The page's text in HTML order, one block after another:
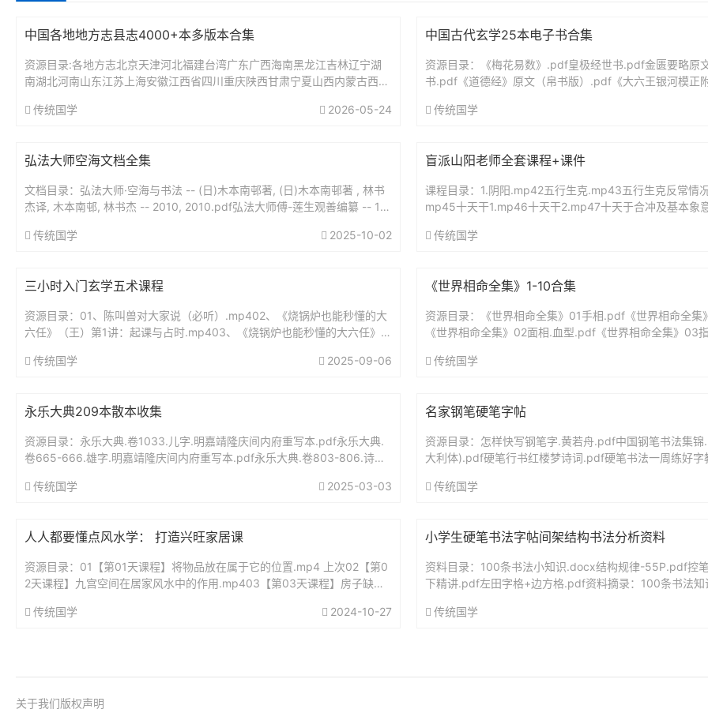
中国各地地方志县志4000+本多版本合集
资源目录:各地方志北京天津河北福建台湾广东广西海南黑龙江吉林辽宁湖
南湖北河南山东江苏上海安徽江西省四川重庆陕西甘肃宁夏山西内蒙古西藏
年...
传统国学 2026-05-24
中国古代玄学25本电子书合集
资源目录：《梅花易数》.pdf皇极经世书.pdf金匮要略原
书.pdf《道德经》原文（帛书版）.pdf《大六王银河模正
传统国学
弘法大师空海文档全集
文档目录：弘法大师·空海与书法 -- (日)木本南邨著, (日)木本南邨著 , 林书
杰译, 木本南邨, 林书杰 -- 2010, 2010.pdf弘法大师傅-莲生观善编纂 -- 19
传统国学
2025-10-02
盲派山阳老师全套课程+课件
课程目录：1.阴阳.mp42五行生克.mp43五行生克反常情
mp45十天干1.mp46十天干2.mp47十天于合冲及基本象
传统国学
三小时入门玄学五术课程
资源目录：01、陈叫兽对大家说（必听）.mp402、《烧锅炉也能秒懂的大
六任》（王）第1讲：起课与占时.mp403、《烧锅炉也能秒懂的大六任》第
传统国学
2025-09-06
《世界相命全集》1-10合集
资源目录：《世界相命全集》01手相.pdf《世界相命全
《世界相命全集》02面相.血型.pdf《世界相命全集》03
传统国学
永乐大典209本散本收集
资源目录：永乐大典.卷1033.儿字.明嘉靖隆庆间内府重写本.pdf永乐大典.
卷665-666.雄字.明嘉靖隆庆间内府重写本.pdf永乐大典.卷803-806.诗字.
传统国学
2025-03-03
名家钢笔硬笔字帖
资源目录：怎样快写钢笔字.黄若舟.pdf中国钢笔书法集
大利体).pdf硬笔行书红楼梦诗词.pdf硬笔书法一周练好字
传统国学
人人都要懂点风水学： 打造兴旺家居课
资源目录：01【第01天课程】将物品放在属于它的位置.mp4 上次02【第0
2天课程】九宫空间在居家风水中的作用.mp403【第03天课程】房子缺角
传统国学
2024-10-27
小学生硬笔书法字帖间架结构书法分析资料
资料目录：100条书法小知识.docx结构规律-55P.pdf控
下精讲.pdf左田字格+边方格.pdf资料摘录：100条书法知
传统国学
关于我们版权声明